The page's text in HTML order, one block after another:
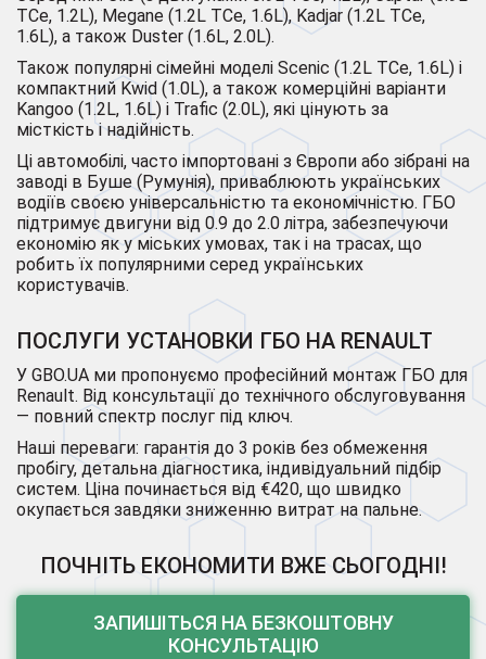
TCe, 1.2L), Megane (1.2L TCe, 1.6L), Kadjar (1.2L TCe,
1.6L), а також Duster (1.6L, 2.0L).
Також популярні сімейні моделі Scenic (1.2L TCe, 1.6L) і
компактний Kwid (1.0L), а також комерційні варіанти
Kangoo (1.2L, 1.6L) і Trafic (2.0L), які цінують за
місткість і надійність.
Ці автомобілі, часто імпортовані з Європи або зібрані на
заводі в Буше (Румунія), приваблюють українських
водіїв своєю універсальністю та економічністю. ГБО
підтримує двигуни від 0.9 до 2.0 літра, забезпечуючи
економію як у міських умовах, так і на трасах, що
робить їх популярними серед українських
користувачів.
ПОСЛУГИ УСТАНОВКИ ГБО НА RENAULT
У GBO.UA ми пропонуємо професійний монтаж ГБО для
Renault. Від консультації до технічного обслуговування
— повний спектр послуг під ключ.
Наші переваги: гарантія до 3 років без обмеження
пробігу, детальна діагностика, індивідуальний підбір
систем. Ціна починається від €420, що швидко
окупається завдяки зниженню витрат на пальне.
ПОЧНІТЬ ЕКОНОМИТИ ВЖЕ СЬОГОДНІ!
ЗАПИШІТЬСЯ НА БЕЗКОШТОВНУ
КОНСУЛЬТАЦІЮ